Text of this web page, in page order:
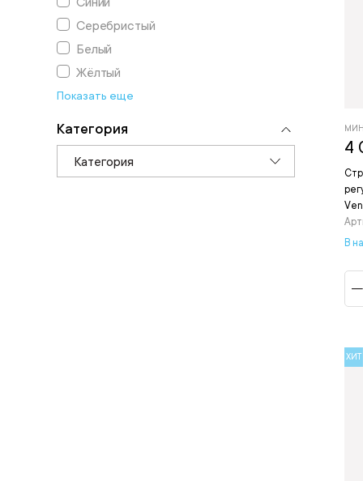
Серебристый
Белый
Жёлтый
Показать еще
Категория
Категория
4
В
ХИТ